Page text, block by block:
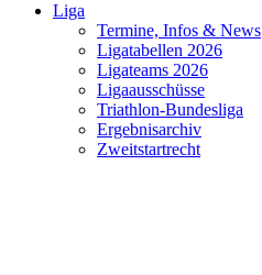
Liga
Termine, Infos & News
Ligatabellen 2026
Ligateams 2026
Ligaausschüsse
Triathlon-Bundesliga
Ergebnisarchiv
Zweitstartrecht